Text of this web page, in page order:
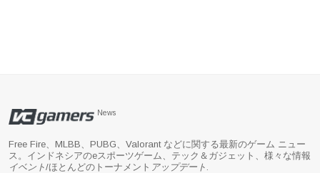
News
Free Fire、MLBB、PUBG、Valorant などに関する最新のゲーム ニュー
ス。インドネシアのeスポーツゲーム、テック＆ガジェット、様々な情報
イベント/ほとんどのトーナメント アップデート